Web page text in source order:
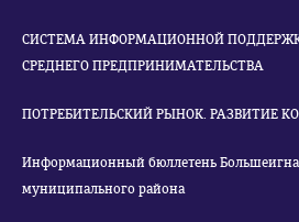
СИСТЕМА ИНФОРМАЦИОННОЙ
СРЕДНЕГО ПРЕДПРИНИМАТЕЛЬСТВА
ПОТРЕБИТЕЛЬСКИЙ РЫНОК. РАЗВИТИЕ
Информационный бюллетень
муниципального района